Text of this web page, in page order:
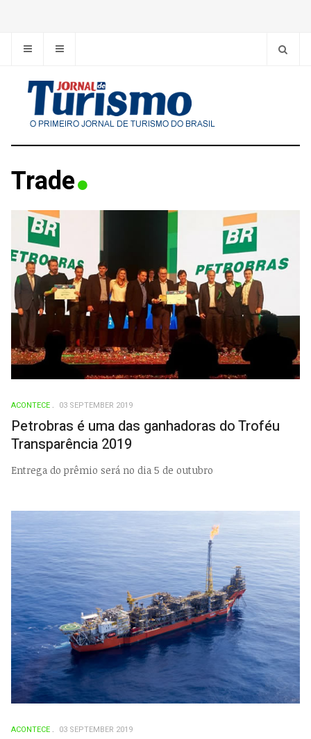
Trade
ACONTECE 03 SEPTEMBER 2019
Petrobras é uma das ganhadoras do Troféu
Transparência 2019
Entrega do prêmio será no dia 5 de outubro
ACONTECE 03 SEPTEMBER 2019